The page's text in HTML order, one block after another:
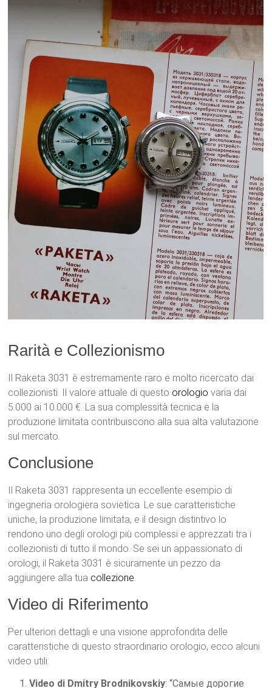
Rarità e Collezionismo
Il Raketa 3031 è estremamente raro e molto ricercato dai
collezionisti. Il valore attuale di questo orologio varia dai
5.000 ai 10.000 €. La sua complessità tecnica e la
produzione limitata contribuiscono alla sua alta valutazione
sul mercato.
Conclusione
Il Raketa 3031 rappresenta un eccellente esempio di
ingegneria orologiera sovietica. Le sue caratteristiche
uniche, la produzione limitata, e il design distintivo lo
rendono uno degli orologi più complessi e apprezzati tra i
collezionisti di tutto il mondo. Se sei un appassionato di
orologi, il Raketa 3031 è sicuramente un pezzo da
aggiungere alla tua collezione.
Video di Riferimento
Per ulteriori dettagli e una visione approfondita delle
caratteristiche di questo straordinario orologio, ecco alcuni
video utili:
Video di Dmitry Brodnikovskiy: “Самые дорогие